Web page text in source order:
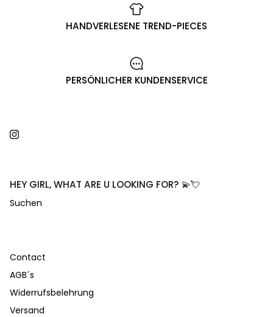
HANDVERLESENE TREND-PIECES
PERSÖNLICHER KUNDENSERVICE
Instagram
HEY GIRL, WHAT ARE U LOOKING FOR? 💫💘
Suchen
Contact
AGB´s
Widerrufsbelehrung
Versand